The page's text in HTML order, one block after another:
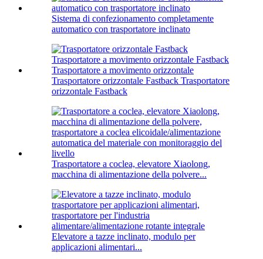
Sistema di confezionamento completamente
automatico con trasportatore inclinato
Trasportatore orizzontale Fastback Trasportatore
orizzontale Fastback
Trasportatore a coclea, elevatore Xiaolong,
macchina di alimentazione della polvere...
Elevatore a tazze inclinato, modulo per
applicazioni alimentari...